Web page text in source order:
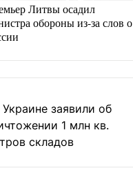
Литвы осадил
обороны из-за слов о
заявили об
1 млн кв.
складов